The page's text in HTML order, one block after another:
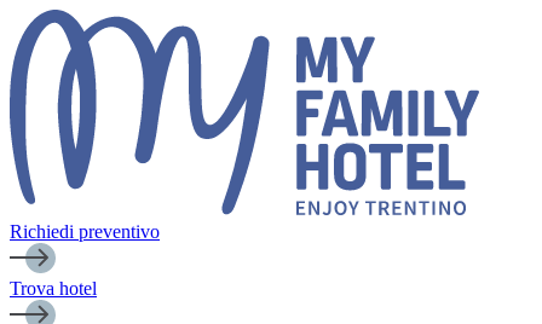
Richiedi preventivo
Trova hotel